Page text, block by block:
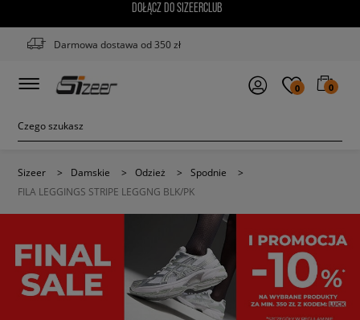
DOŁĄCZ DO SIZEERCLUB
Darmowa dostawa od 350 zł
0 0
Sizeer > Damskie > Odzież > Spodnie
>
FILA LEGGINGS STRIPE LEGGNG BLK/PK